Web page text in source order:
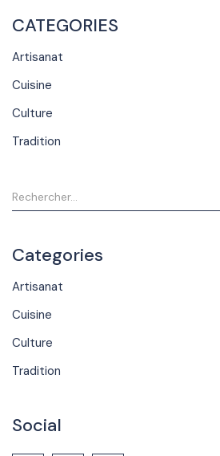
CATEGORIES
Artisanat
Cuisine
Culture
Tradition
Categories
Artisanat
Cuisine
Culture
Tradition
Social